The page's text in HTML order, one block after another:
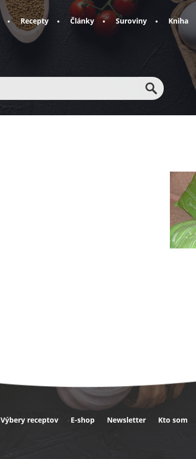
Recepty Články Suroviny Kniha
Výbery receptov E-shop Newsletter Kto som